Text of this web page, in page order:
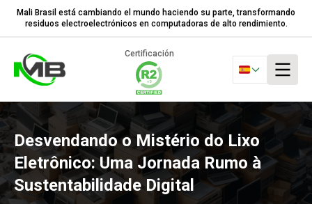
Mali Brasil está cambiando el mundo haciendo su parte, transformando
residuos electroelectrónicos en computadoras de alto rendimiento.
Certificación
Desvendando o Mistério do Lixo
Eletrônico: Uma Jornada Rumo à
Sustentabilidade Digital